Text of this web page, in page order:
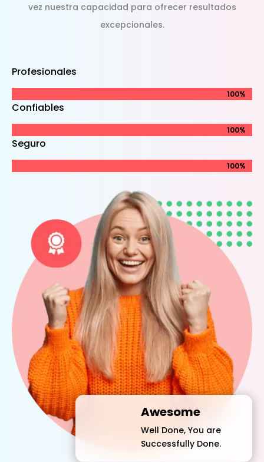
vez nuestra capacidad para ofrecer resultados
excepcionales.
Profesionales
100%
100%
Confiables
100%
100%
Seguro
100%
100%
Awesome
Well Done, You are
Successfully Done.